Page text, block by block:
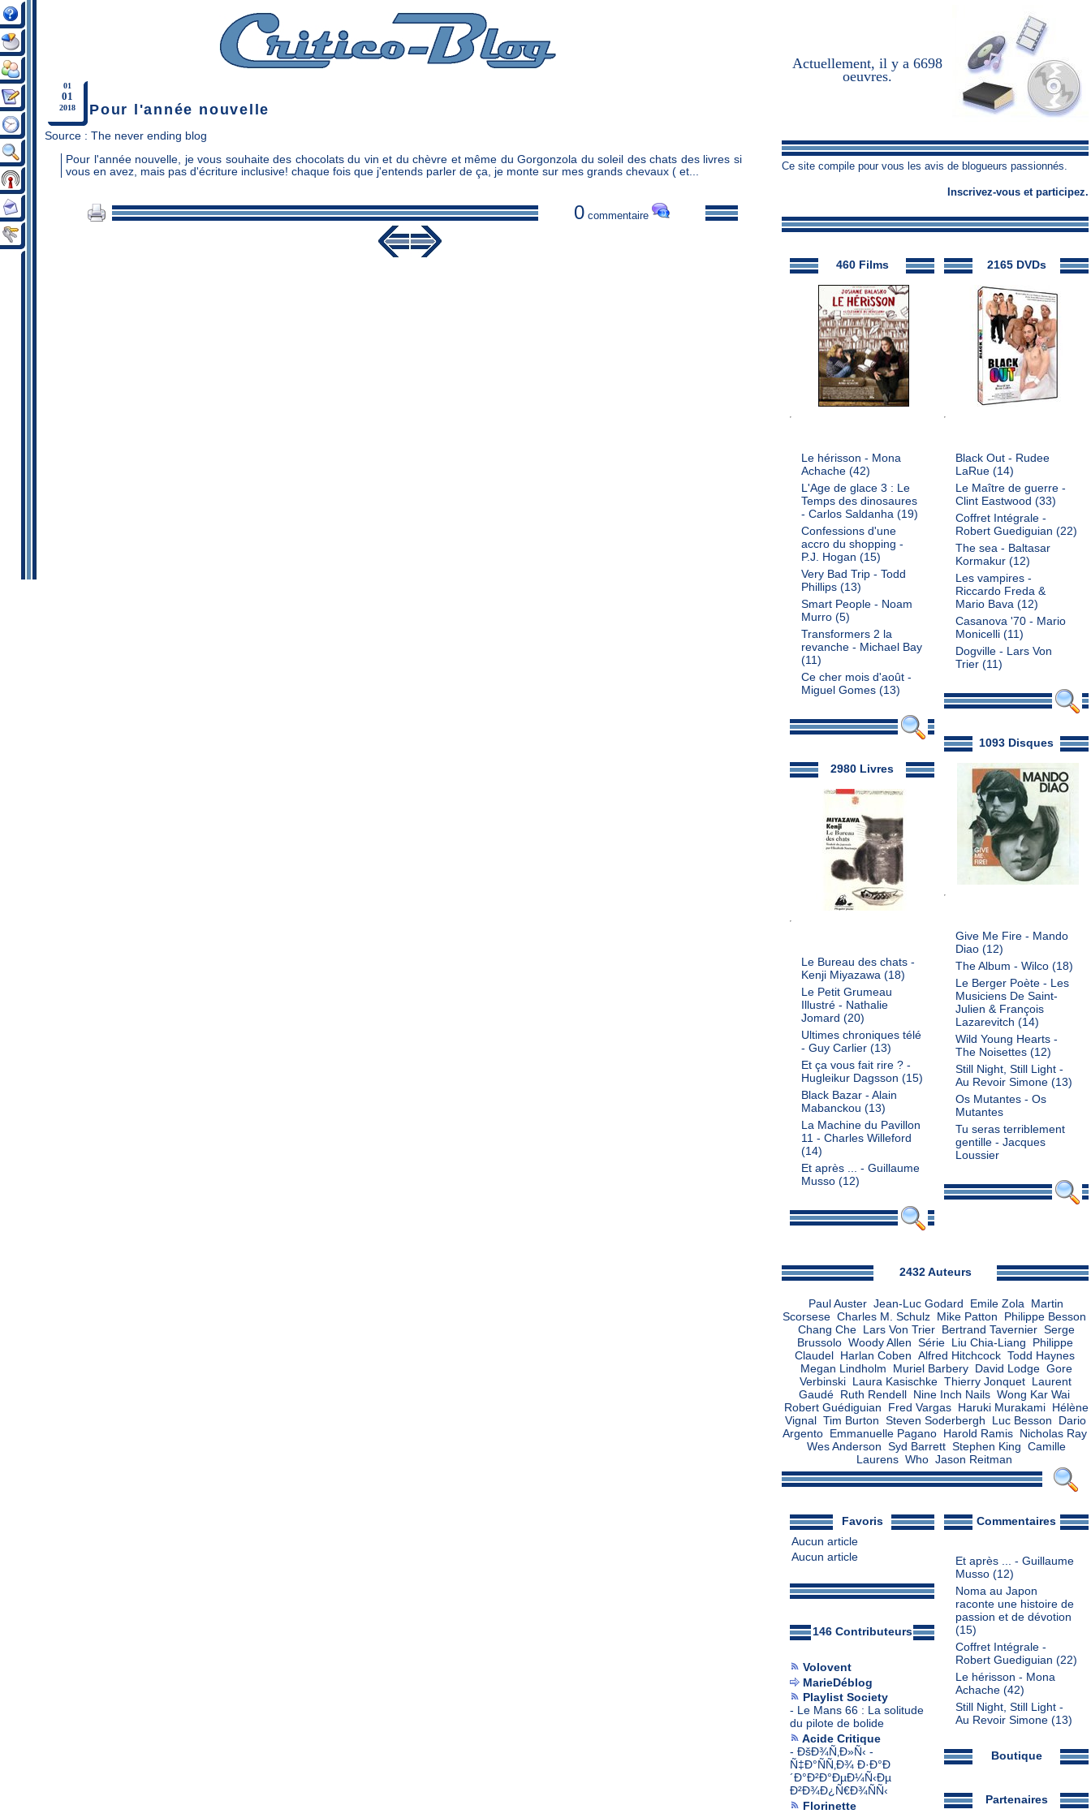
Actuellement, il y a 6698
oeuvres.
Ce site compile pour vous les avis de blogueurs passionnés.
Inscrivez-vous et participez.
2165 DVDs
Black Out - Rudee
LaRue(14)
Le Maître de guerre -
Clint Eastwood (33)
Coffret Intégrale -
Robert Guediguian (22)
The sea - Baltasar
Kormakur(12)
Les vampires -
Riccardo Freda &
Mario Bava(12)
Casanova '70 - Mario
Monicelli(11)
Dogville - Lars Von
Trier(11)
1093 Disques
Give Me Fire - Mando
Diao(12)
The Album - Wilco(18)
Le Berger Poète - Les
Musiciens De Saint-
Julien & François
Lazarevitch (14)
Wild Young Hearts -
The Noisettes(12)
Still Night, Still Light -
Au Revoir Simone(13)
Os Mutantes - Os
Mutantes
Tu seras terriblement
gentille - Jacques
Loussier
460 Films
Le hérisson - Mona
Achache(42)
L'Age de glace 3 : Le
Temps des dinosaures
- Carlos Saldanha(19)
Confessions d'une
accro du shopping -
P.J. Hogan (15)
Very Bad Trip - Todd
Phillips(13)
Smart People - Noam
Murro(5)
Transformers 2 la
revanche - Michael Bay
(11)
Ce cher mois d'août -
Miguel Gomes(13)
2980 Livres
Le Bureau des chats -
Kenji Miyazawa(18)
Le Petit Grumeau
Illustré - Nathalie
Jomard (20)
Ultimes chroniques télé
- Guy Carlier(13)
Et ça vous fait rire ? -
Hugleikur Dagsson (15)
Black Bazar - Alain
Mabanckou (13)
La Machine du Pavillon
11 - Charles Willeford
(14)
Et après ... - Guillaume
Musso(12)
2432 Auteurs
Paul Auster Jean-Luc Godard Emile Zola
Martin
Scorsese Charles M. Schulz Mike Patton
Philippe Besson
Chang Che
Lars Von Trier Bertrand Tavernier Serge
Brussolo Woody Allen Série Liu Chia-Liang
Philippe
Claudel
Harlan Coben Alfred Hitchcock Todd Haynes
Megan Lindholm
Muriel Barbery David Lodge Gore
Verbinski
Laura Kasischke Thierry Jonquet
Laurent
Gaudé
Ruth Rendell Nine Inch Nails Wong Kar Wai
Robert Guédiguian
Fred Vargas Haruki Murakami
Hélène
Vignal
Tim Burton Steven Soderbergh Luc Besson
Dario
Argento
Emmanuelle Pagano Harold Ramis
Nicholas Ray
Wes Anderson Syd Barrett Stephen King Camille
Laurens Who Jason Reitman
Commentaires
Et après ... - Guillaume
Musso(12)
Noma au Japon
raconte une histoire de
passion et de dévotion
(15)
Coffret Intégrale -
Robert Guediguian (22)
Le hérisson - Mona
Achache(42)
Still Night, Still Light -
Au Revoir Simone(13)
Boutique
Partenaires
Favoris
Aucun article
Aucun article
146 Contributeurs
Volovent
MarieDéblog
Playlist Society
- Le Mans 66 : La solitude
du pilote de bolide
Acide Critique
- ÐšÐ¾Ñ‚Ð»Ñ‹ -
Ñ‡Ð°ÑÑ‚Ð¾ Ð·Ð°Ð
´Ð°Ð²Ð°ÐµÐ¼Ñ‹Ðµ
Ð²Ð¾Ð¿Ñ€Ð¾ÑÑ‹
Florinette
01
01
2018 Pour l'année nouvelle
Source : The never ending blog
Pour l'année nouvelle, je vous souhaite des chocolats du vin et du chèvre et même du Gorgonzola du soleil des chats des livres si
vous en avez, mais pas d'écriture inclusive! chaque fois que j'entends parler de ça, je monte sur mes grands chevaux ( et...
0 commentaire